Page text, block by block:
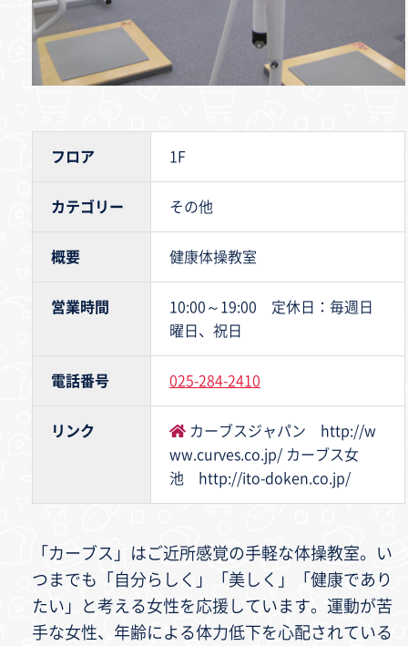
フロア 1F
カテゴリー その他
概要 健康体操教室
営業時間
10:00～19:00 定休日：毎週日
曜日、祝日
電話番号 025-284-2410
リンク
カーブスジャパン http://w
ww.curves.co.jp/ カーブス女
池 http://ito-doken.co.jp/
「カーブス」はご近所感覚の手軽な体操教室。い
つまでも「自分らしく」「美しく」「健康であり
たい」と考える女性を応援しています。運動が苦
手な女性、年齢による体力低下を心配されている